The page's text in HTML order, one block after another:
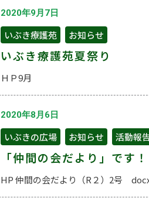
2020年9月7日
いぶき療護苑 お知らせ
いぶき療護苑夏祭り
ＨＰ9月
2020年8月6日
いぶきの広場 お知らせ 活動報
「仲間の会だより」です！
HP 仲間の会だより（R２）2号